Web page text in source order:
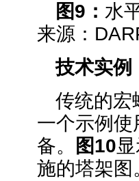
图9 ： 水
来源：
技术实例
传统的宏
一个示例
备。
图10
施的塔架图